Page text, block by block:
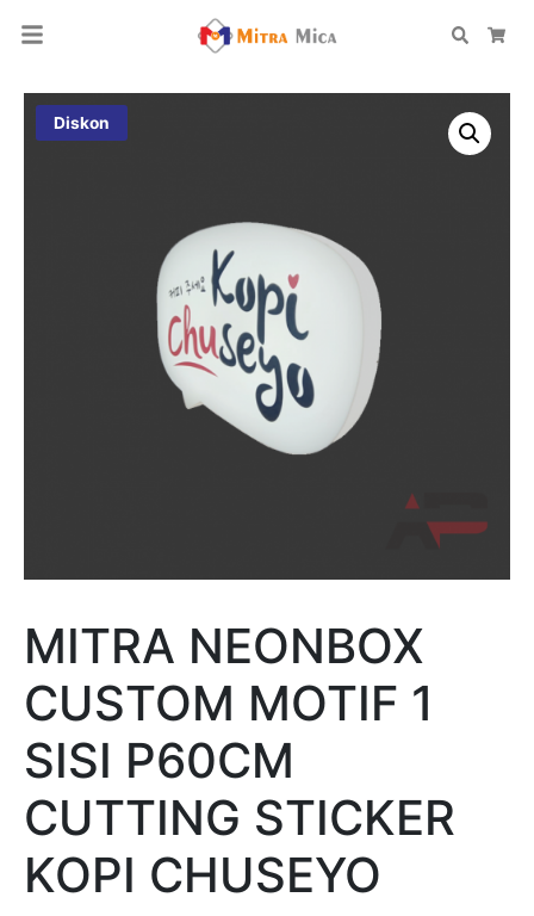
Search
Diskon
MITRA NEONBOX
CUSTOM MOTIF 1
SISI P60CM
CUTTING STICKER
KOPI CHUSEYO